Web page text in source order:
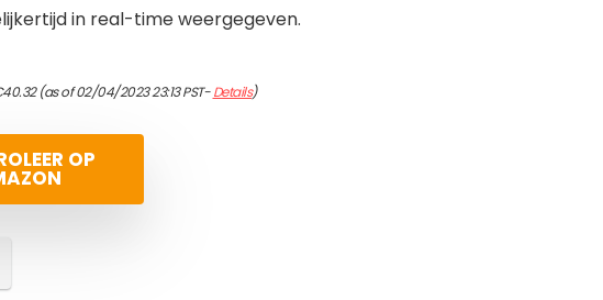
in real-time weergegeven.
40.32(as of 02/04/2023 23:13 PST-Details)
OP